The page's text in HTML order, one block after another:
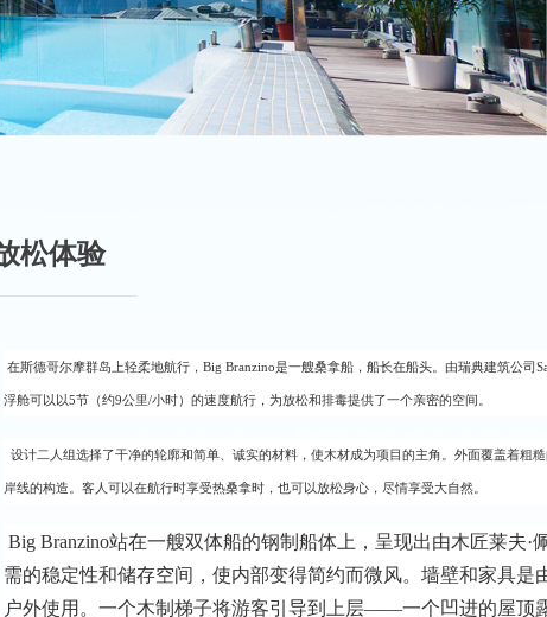
松体验
在斯德哥尔摩群岛上轻柔地航行，Big Branzino是一艘桑拿船，船长在船头。由瑞典建筑公司
浮舱可以以5节（约9公里/小时）的速度航行，为放松和排毒提供了一个亲密的空间。
设计二人组选择了干净的轮廓和简单、诚实的材料，使木材成为项目的主角。外面覆盖着粗
岸线的构造。客人可以在航行时享受热桑拿时，也可以放松身心，尽情享受大自然。
Big Branzino站在一艘双体船的钢制船体上，呈现出由木匠莱夫
需的稳定性和储存空间，使内部变得简约而微风。墙壁和家具
户外使用。一个木制梯子将游客引导到上层——一个凹进的屋顶